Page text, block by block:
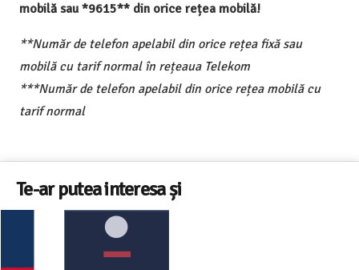
mobilă sau *9615** din orice rețea mobilă!
**Număr de telefon apelabil din orice rețea fixă sau
mobilă cu tarif normal în rețeaua Telekom
***Număr de telefon apelabil din orice rețea mobilă cu
tarif normal
Te-ar putea interesa și